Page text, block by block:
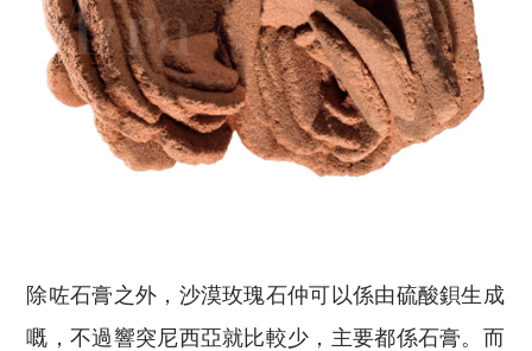
除咗石膏之外，沙漠玫瑰石仲可以係由硫酸鋇生成
嘅，不過響突尼西亞就比較少，主要都係石膏。而